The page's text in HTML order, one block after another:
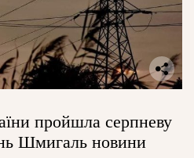
пройшла серпневу
Шмигаль новини